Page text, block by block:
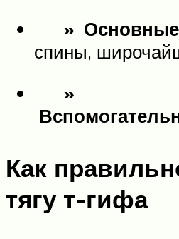
» Основные
спины,
»
Как
тягу т-гифа